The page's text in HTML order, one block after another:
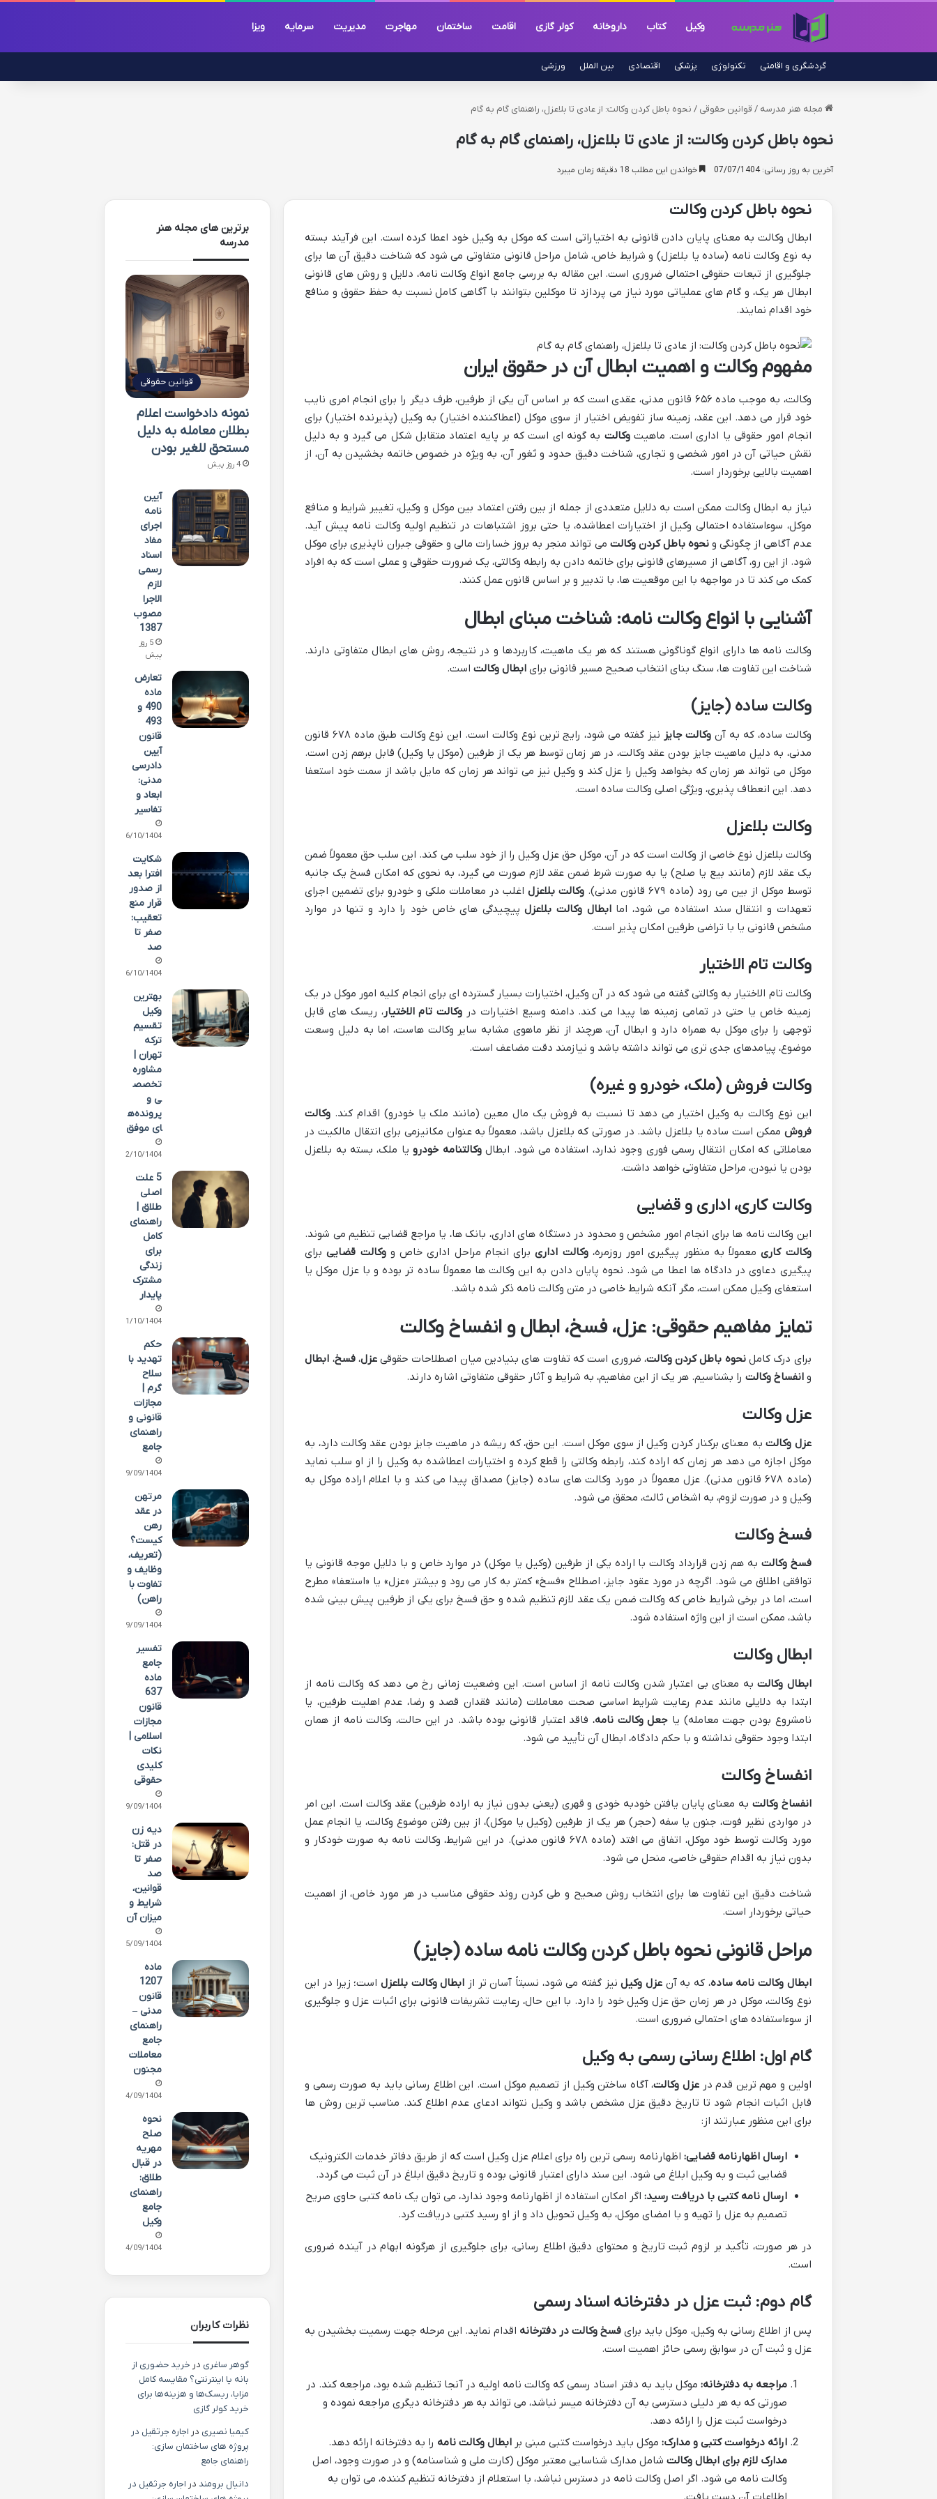
وکیل کتاب داروخانه کولر گازی اقامت ساختمان مهاجرت مدیریت سرمایه ویزا
گردشگری و اقامتی تکنولوژی پزشکی اقتصادی بین الملل ورزشی
مجله هنر مدرسه / قوانین حقوقی / نحوه باطل کردن وکالت: از عادی تا بلاعزل، راهنمای گام به گام
نحوه باطل کردن وکالت: از عادی تا بلاعزل، راهنمای گام به گام
آخرین به روز رسانی: 07/07/1404 خواندن این مطلب 18 دقیقه زمان میبرد
نحوه باطل کردن وکالت
ابطال وکالت به معنای پایان دادن قانونی به اختیاراتی است که موکل به وکیل خود اعطا کرده است. این فرآیند بسته
به نوع وکالت نامه (ساده یا بلاعزل) و شرایط خاص، شامل مراحل قانونی متفاوتی می شود که شناخت دقیق آن ها برای
جلوگیری از تبعات حقوقی احتمالی ضروری است. این مقاله به بررسی جامع انواع وکالت نامه، دلایل و روش های قانونی
ابطال هر یک، و گام های عملیاتی مورد نیاز می پردازد تا موکلین بتوانند با آگاهی کامل نسبت به حفظ حقوق و منافع
خود اقدام نمایند.
مفهوم وکالت و اهمیت ابطال آن در حقوق ایران
وکالت، به موجب ماده ۶۵۶ قانون مدنی، عقدی است که بر اساس آن یکی از طرفین، طرف دیگر را برای انجام امری نایب
خود قرار می دهد. این عقد، زمینه ساز تفویض اختیار از سوی موکل (اعطاکننده اختیار) به وکیل (پذیرنده اختیار) برای
انجام امور حقوقی یا اداری است. ماهیتوکالت به گونه ای است که بر پایه اعتماد متقابل شکل می گیرد و به دلیل
نقش حیاتی آن در امور شخصی و تجاری، شناخت دقیق حدود و ثغور آن، به ویژه در خصوص خاتمه بخشیدن به آن، از
اهمیت بالایی برخوردار است.
نیاز به ابطال وکالت ممکن است به دلایل متعددی از جمله از بین رفتن اعتماد بین موکل و وکیل، تغییر شرایط و منافع
موکل، سوءاستفاده احتمالی وکیل از اختیارات اعطاشده، یا حتی بروز اشتباهات در تنظیم اولیه وکالت نامه پیش آید.
عدم آگاهی از چگونگی و نحوه باطل کردن وکالت می تواند منجر به بروز خسارات مالی و حقوقی جبران ناپذیری برای موکل
شود. از این رو، آگاهی از مسیرهای قانونی برای خاتمه دادن به رابطه وکالتی، یک ضرورت حقوقی و عملی است که به افراد
کمک می کند تا در مواجهه با این موقعیت ها، با تدبیر و بر اساس قانون عمل کنند.
آشنایی با انواع وکالت نامه: شناخت مبنای ابطال
وکالت نامه ها دارای انواع گوناگونی هستند که هر یک ماهیت، کاربردها و در نتیجه، روش های ابطال متفاوتی دارند.
شناخت این تفاوت ها، سنگ بنای انتخاب صحیح مسیر قانونی برایابطال وکالت است.
وکالت ساده (جایز)
وکالت ساده، که به آن وکالت جایز
نیز گفته می شود، رایج ترین نوع وکالت است. این نوع وکالت طبق ماده ۶۷۸ قانون
مدنی، به دلیل ماهیت جایز بودن عقد وکالت، در هر زمان توسط هر یک از طرفین (موکل یا وکیل) قابل برهم زدن است.
موکل می تواند هر زمان که بخواهد وکیل را عزل کند و وکیل نیز می تواند هر زمان که مایل باشد از سمت خود استعفا
دهد. این انعطاف پذیری، ویژگی اصلی وکالت ساده است.
وکالت بلاعزل
وکالت بلاعزل نوع خاصی از وکالت است که در آن، موکل حق عزل وکیل را از خود سلب می کند. این سلب حق معمولاً ضمن
یک عقد لازم (مانند بیع یا صلح) یا به صورت شرط ضمن عقد لازم صورت می گیرد، به نحوی که امکان فسخ یک جانبه
توسط موکل از بین می رود (ماده ۶۷۹ قانون مدنی).
وکالت بلاعزلاغلب در معاملات ملکی و خودرو برای تضمین اجرای
تعهدات و انتقال سند استفاده می شود، اماابطال وکالت بلاعزلپیچیدگی های خاص خود را دارد و تنها در موارد
مشخص قانونی یا با تراضی طرفین امکان پذیر است.
وکالت تام الاختیار
وکالت تام الاختیار به وکالتی گفته می شود که در آن وکیل، اختیارات بسیار گسترده ای برای انجام کلیه امور موکل در یک
زمینه خاص یا حتی در تمامی زمینه ها پیدا می کند. دامنه وسیع اختیارات در وکالت تام الاختیار، ریسک های قابل
توجهی را برای موکل به همراه دارد و ابطال آن، هرچند از نظر ماهوی مشابه سایر وکالت هاست، اما به دلیل وسعت
موضوع، پیامدهای جدی تری می تواند داشته باشد و نیازمند دقت مضاعف است.
وکالت فروش (ملک، خودرو و غیره)
این نوع وکالت به وکیل اختیار می دهد تا نسبت به فروش یک مال معین (مانند ملک یا خودرو) اقدام کند. وکالت
فروش ممکن است ساده یا بلاعزل باشد. در صورتی که بلاعزل باشد، معمولاً به عنوان مکانیزمی برای انتقال مالکیت در
معاملاتی که امکان انتقال رسمی فوری وجود ندارد، استفاده می شود. ابطالوکالتنامه خودرویا ملک، بسته به بلاعزل
بودن یا نبودن، مراحل متفاوتی خواهد داشت.
وکالت کاری، اداری و قضایی
این وکالت نامه ها برای انجام امور مشخص و محدود در دستگاه های اداری، بانک ها، یا مراجع قضایی تنظیم می شوند.
وکالت کاریمعمولاً به منظور پیگیری امور روزمره،وکالت اداریبرای انجام مراحل اداری خاص ووکالت قضاییبرای
پیگیری دعاوی در دادگاه ها اعطا می شود. نحوه پایان دادن به این وکالت ها معمولاً ساده تر بوده و با عزل موکل یا
استعفای وکیل ممکن است، مگر آنکه شرایط خاصی در متن وکالت نامه ذکر شده باشد.
تمایز مفاهیم حقوقی: عزل، فسخ، ابطال و انفساخ وکالت
برای درک کاملنحوه باطل کردن وکالت، ضروری است که تفاوت های بنیادین میان اصطلاحات حقوقیعزل،فسخ، ابطال
وانفساخ وکالت را بشناسیم. هر یک از این مفاهیم، به شرایط و آثار حقوقی متفاوتی اشاره دارند.
عزل وکالت
عزل وکالتبه معنای برکنار کردن وکیل از سوی موکل است. این حق، که ریشه در ماهیت جایز بودن عقد وکالت دارد، به
موکل اجازه می دهد هر زمان که اراده کند، رابطه وکالتی را قطع کرده و اختیارات اعطاشده به وکیل را از او سلب نماید
(ماده ۶۷۸ قانون مدنی). عزل معمولاً در مورد وکالت های ساده (جایز) مصداق پیدا می کند و با اعلام اراده موکل به
وکیل و در صورت لزوم، به اشخاص ثالث، محقق می شود.
فسخ وکالت
فسخ وکالت به هم زدن قرارداد وکالت با اراده یکی از طرفین (وکیل یا موکل) در موارد خاص و با دلایل موجه قانونی یا
توافقی اطلاق می شود. اگرچه در مورد عقود جایز، اصطلاح «فسخ» کمتر به کار می رود و بیشتر «عزل» یا «استعفا» مطرح
است، اما در برخی شرایط خاص که وکالت ضمن یک عقد لازم تنظیم شده و حق فسخ برای یکی از طرفین پیش بینی شده
باشد، ممکن است از این واژه استفاده شود.
ابطال وکالت
ابطال وکالتبه معنای بی اعتبار شدن وکالت نامه از اساس است. این وضعیت زمانی رخ می دهد که وکالت نامه از
ابتدا به دلایلی مانند عدم رعایت شرایط اساسی صحت معاملات (مانند فقدان قصد و رضا، عدم اهلیت طرفین، یا
نامشروع بودن جهت معامله) یا جعل وکالت نامه، فاقد اعتبار قانونی بوده باشد. در این حالت، وکالت نامه از همان
ابتدا وجود حقوقی نداشته و با حکم دادگاه، ابطال آن تأیید می شود.
انفساخ وکالت
انفساخ وکالت به معنای پایان یافتن خودبه خودی و قهری (یعنی بدون نیاز به اراده طرفین) عقد وکالت است. این امر
در مواردی نظیر فوت، جنون یا سفه (حجر) هر یک از طرفین (وکیل یا موکل)، از بین رفتن موضوع وکالت، یا انجام عمل
مورد وکالت توسط خود موکل، اتفاق می افتد (ماده ۶۷۸ قانون مدنی). در این شرایط، وکالت نامه به صورت خودکار و
بدون نیاز به اقدام حقوقی خاصی، منحل می شود.
شناخت دقیق این تفاوت ها برای انتخاب روش صحیح و طی کردن روند حقوقی مناسب در هر مورد خاص، از اهمیت
حیاتی برخوردار است.
مراحل قانونی نحوه باطل کردن وکالت نامه ساده (جایز)
ابطال وکالت نامه ساده، که به آنعزل وکیلنیز گفته می شود، نسبتاً آسان تر از ابطال وکالت بلاعزل است؛ زیرا در این
نوع وکالت، موکل در هر زمان حق عزل وکیل خود را دارد. با این حال، رعایت تشریفات قانونی برای اثبات عزل و جلوگیری
از سوءاستفاده های احتمالی ضروری است.
گام اول: اطلاع رسانی رسمی به وکیل
اولین و مهم ترین قدم درعزل وکالت، آگاه ساختن وکیل از تصمیم موکل است. این اطلاع رسانی باید به صورت رسمی و
قابل اثبات انجام شود تا تاریخ دقیق عزل مشخص باشد و وکیل نتواند ادعای عدم اطلاع کند. مناسب ترین روش ها
برای این منظور عبارتند از:
ارسال اظهارنامه قضایی: اظهارنامه رسمی ترین راه برای اعلام عزل وکیل است که از طریق دفاتر خدمات الکترونیک
قضایی ثبت و به وکیل ابلاغ می شود. این سند دارای اعتبار قانونی بوده و تاریخ دقیق ابلاغ در آن ثبت می گردد.
ارسال نامه کتبی با دریافت رسید: اگر امکان استفاده از اظهارنامه وجود ندارد، می توان یک نامه کتبی حاوی صریح
تصمیم به عزل را تهیه و با امضای موکل، به وکیل تحویل داد و از او رسید کتبی دریافت کرد.
در هر صورت، تأکید بر لزوم ثبت تاریخ و محتوای دقیق اطلاع رسانی، برای جلوگیری از هرگونه ابهام در آینده ضروری
است.
گام دوم: ثبت عزل در دفترخانه اسناد رسمی
پس از اطلاع رسانی به وکیل، موکل باید برای فسخ وکالت در دفترخانه اقدام نماید. این مرحله جهت رسمیت بخشیدن به
عزل و ثبت آن در سوابق رسمی حائز اهمیت است.
مراجعه به دفترخانه: موکل باید به دفتر اسناد رسمی که وکالت نامه اولیه در آنجا تنظیم شده بود، مراجعه کند. در
صورتی که به هر دلیلی دسترسی به آن دفترخانه میسر نباشد، می تواند به هر دفترخانه دیگری مراجعه نموده و
درخواست ثبت عزل را ارائه دهد.
ارائه درخواست کتبی و مدارک: موکل باید درخواست کتبی مبنی برابطال وکالت نامه را به دفترخانه ارائه دهد.
مدارک لازم برای ابطال وکالت شامل مدارک شناسایی معتبر موکل (کارت ملی و شناسنامه) و در صورت وجود، اصل
وکالت نامه می شود. اگر اصل وکالت نامه در دسترس نباشد، با استعلام از دفترخانه تنظیم کننده، می توان به
برترین های مجله هنر
مدرسه
قوانین حقوقی
نمونه دادخواست اعلام
بطلان معامله به دلیل
مستحق للغیر بودن
4 روز پیش
آیین
نامه
اجرای
مفاد
اسناد
رسمی
لازم
الاجرا
مصوب
1387
5 روز
پیش
تعارض
ماده
490 و
493
قانون
آیین
دادرسی
مدنی:
ابعاد و
تفاسیر
06/10/1404
شکایت
افترا بعد
از صدور
قرار منع
تعقیب:
صفر تا
صد
06/10/1404
بهترین
وکیل
تقسیم
ترکه
تهران |
مشاوره
تخصص
ی و
پرونده‌ه
ای موفق
02/10/1404
5 علت
اصلی
طلاق |
راهنمای
کامل
برای
زندگی
مشترک
پایدار
01/10/1404
حکم
تهدید با
سلاح
گرم |
مجازات
قانونی و
راهنمای
جامع
29/09/1404
مرتهن
در عقد
رهن
کیست؟
(تعریف،
وظایف و
تفاوت با
راهن)
29/09/1404
تفسیر
جامع
ماده
637
قانون
مجازات
اسلامی |
نکات
کلیدی
حقوقی
29/09/1404
دیه زن
در قتل:
صفر تا
صد
قوانین،
شرایط و
میزان آن
25/09/1404
ماده
1207
قانون
مدنی –
راهنمای
جامع
معاملات
مجنون
24/09/1404
نحوه
صلح
مهریه
در قبال
طلاق:
راهنمای
جامع
وکیل
24/09/1404
نظرات کاربران
گوهر ساغری در خرید حضوری از
بانه یا اینترنتی؟ مقایسه کامل
مزایا، ریسک‌ها و هزینه‌ها برای
خرید کولر گازی
کیمیا نصیری در اجاره جرثقیل در
پروژه های ساختمان سازی:
راهنمای جامع
دانیال برومند در اجاره جرثقیل در